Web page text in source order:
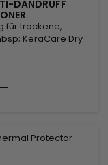
DANDRUFF
für trockene,
KeraCare Dry
Feuchtigkeit,
reduziert
Der nährende
bekämpft effektiv